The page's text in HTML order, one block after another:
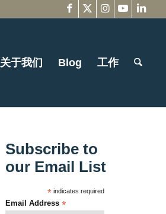
关于我们 Blog 工作
Subscribe to
our Email List
* indicates required
Email Address*